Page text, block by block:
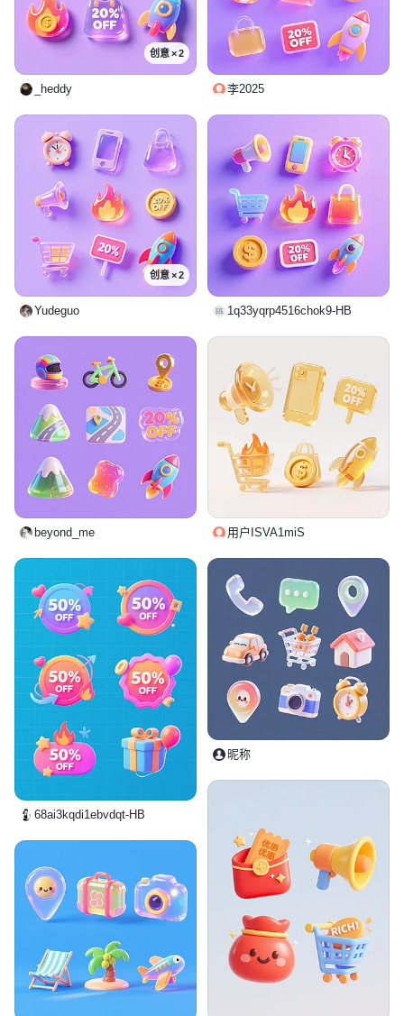
创意 × 2
_heddy 李2025
创意 × 2
Yudeguo 1q33yqrp4516chok9-HB
beyond_me 用户ISVA1miS
68ai3kqdi1ebvdqt-HB
昵称